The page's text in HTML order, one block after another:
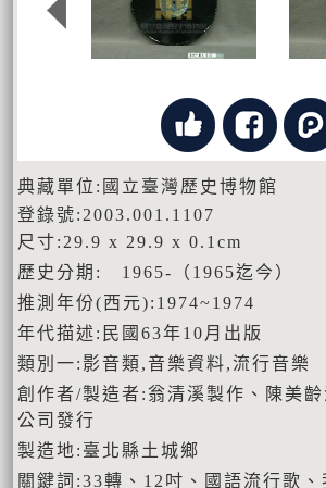
典藏單位:國立臺灣歷史博物館
登錄號:2003.001.1107
尺寸:29.9 x 29.9 x 0.1cm
歷史分期: 1965-（1965迄今）
推測年份(西元):1974~1974
年代描述:民國63年10月出版
類別一:影音類,音樂資料,流行音樂
創作者/製造者:翁清溪製作、陳美齡
公司發行
製造地:臺北縣土城鄉
關鍵詞:33轉、12吋、國語流行歌